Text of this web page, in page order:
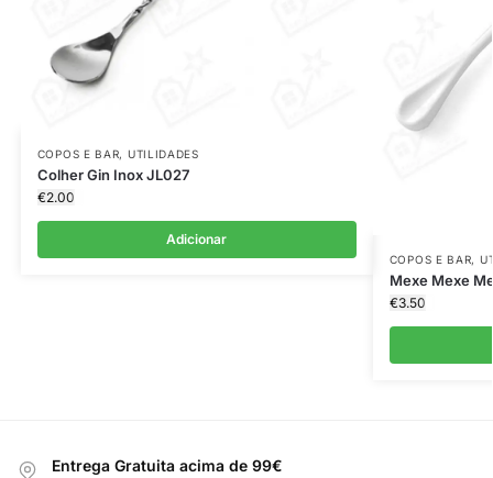
COPOS E BAR, UTILIDADES
Colher Gin Inox JL027
€2.00
Adicionar
COPOS E BAR,
Mexe Mexe
€3.50
Entrega Gratuita acima de 99€